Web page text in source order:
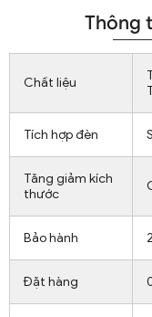
Thông
Chất liệu
Tích hợp đèn
Tăng giảm kích
thước
Bảo hành
Đặt hàng